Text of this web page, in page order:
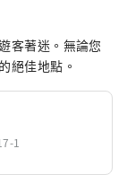
客著迷。無論您
絕佳地點。
1